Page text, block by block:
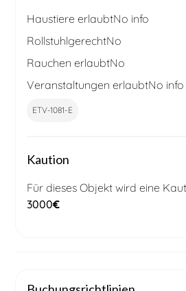
Haustiere erlaubtNo info
RollstuhlgerechtNo
Rauchen erlaubtNo
Veranstaltungen erlaubtNo info
ETV-1081-E
Kaution
Für dieses Objekt wird eine
3000€